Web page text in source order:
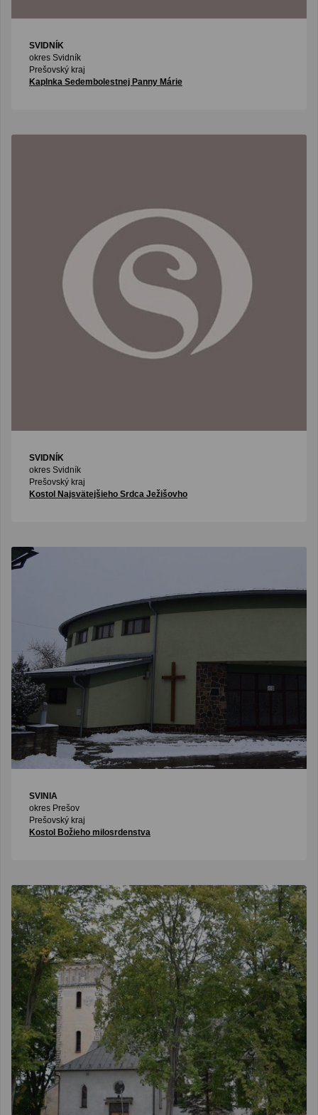
SVIDNÍK
okres Svidník
Prešovský kraj
Kaplnka Sedembolestnej Panny Márie
SVIDNÍK
okres Svidník
Prešovský kraj
Kostol Najsvätejšieho Srdca Ježišovho
SVINIA
okres Prešov
Prešovský kraj
Kostol Božieho milosrdenstva